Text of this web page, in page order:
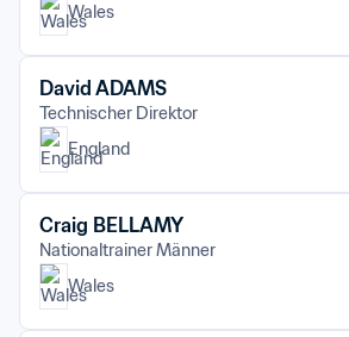
Wales
David ADAMS
Technischer Direktor
England
Craig BELLAMY
Nationaltrainer Männer
Wales